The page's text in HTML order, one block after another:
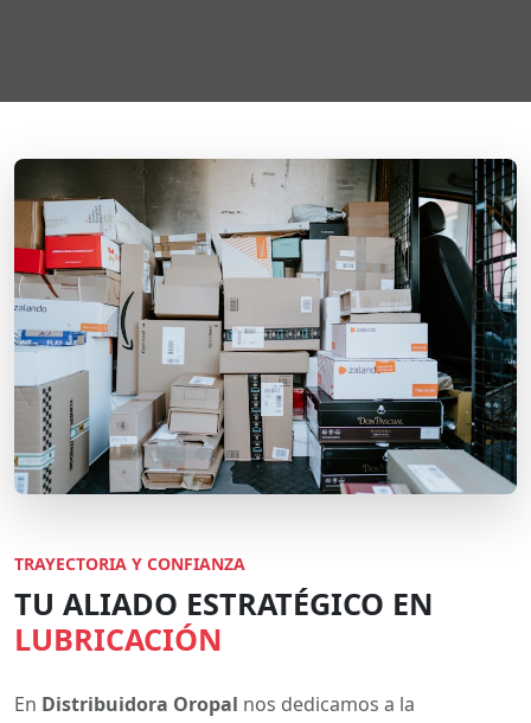
TRAYECTORIA Y CONFIANZA
TU ALIADO ESTRATÉGICO EN
LUBRICACIÓN
En Distribuidora Oropal nos dedicamos a la